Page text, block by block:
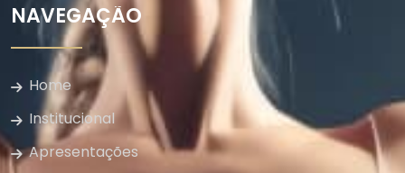
NAVEGAÇÃO
Home
Institucional
Apresentações